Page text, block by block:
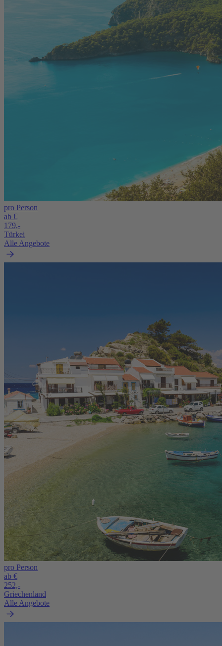
pro Person
ab €
179,-
Türkei
Alle Angebote
pro Person
ab €
252,-
Griechenland
Alle Angebote